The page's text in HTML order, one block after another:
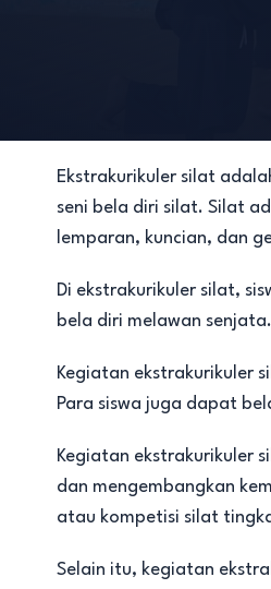
Ekstrakurikuler silat
seni bela diri silat. Silat
lemparan, kuncian, dan
Di ekstrakurikuler silat,
bela diri melawan
Kegiatan ekstrakurikuler
Para siswa juga dapat
Kegiatan ekstrakurikuler
dan mengembangkan
atau kompetisi silat
Selain itu, kegiatan